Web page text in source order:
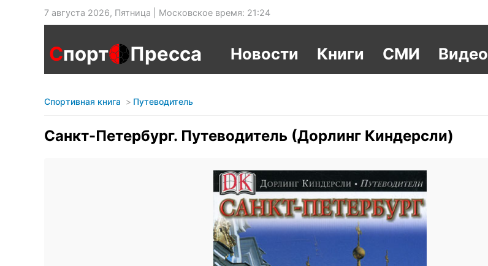
7 августа 2026, Пятница | Московское время: 21:24
Спорт Пресса Новости Книги СМИ Видео
Спортивная книга Путеводитель
Санкт-Петербург. Путеводитель (Дорлинг Киндерсли)